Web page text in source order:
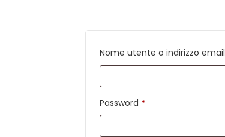
Nome utente o indirizzo email
Password *Richiesto